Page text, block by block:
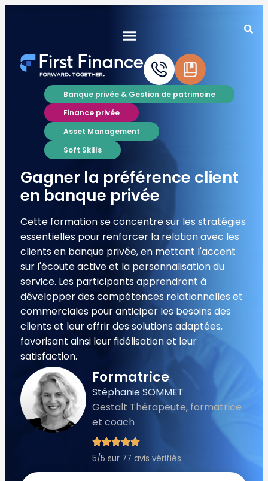
Banque privée & Gestion de patrimoine
Finance privée
Asset Management
Soft Skills
Gagner la préférence client
en banque privée
Cette formation se concentre sur les stratégies
essentielles pour renforcer la relation avec les
clients en banque privée, en mettant l'accent
sur l'écoute active et la personnalisation du
service. Les participants apprendront à
développer des compétences relationnelles et
commerciales pour anticiper les besoins des
clients et leur offrir des solutions adaptées,
favorisant ainsi leur fidélisation et leur
satisfaction.
Formatrice
Stéphanie SOMMET
Gestalt Thérapeute, formatrice
et coach
5/5 sur 77 avis vérifiés.